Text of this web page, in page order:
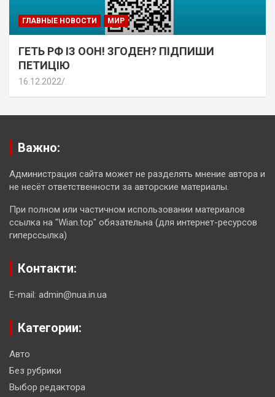
ГЛАВНЫЕ НОВОСТИ МИР
ГЕТЬ РФ ІЗ ООН! ЗГОДЕН? ПІДПИШИ
ПЕТИЦІЮ
16.12.2022
Важно:
Администрация сайта может не разделять мнение автора и
не несёт ответственности за авторские материалы.
При полном или частичном использовании материалов
ссылка на "Wian.top" обязательна (для интернет-ресурсов
гиперссылка)
Контакти:
E-mail: admin@nua.in.ua
Категории:
Авто
Без рубрики
Выбор редактора